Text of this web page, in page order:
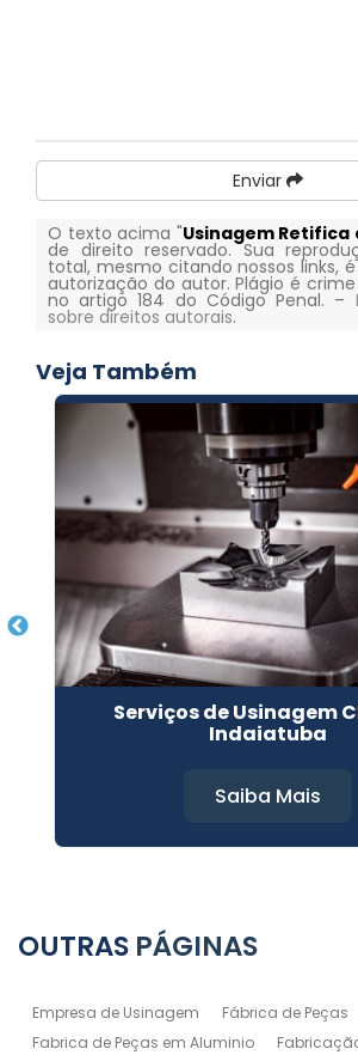
Enviar
O texto acima "Usinagem Retifica
de direito reservado. Sua
total, mesmo citando nossos links,
autorização do autor. Plágio é
no artigo 184 do Código Penal. –
sobre direitos autorais.
Veja Também
Serviços de Usinagem
Indaiatuba
Saiba Mais
OUTRAS PÁGINAS
Empresa de Usinagem
Fábrica de Peças
Fabrica de Peças em Aluminio